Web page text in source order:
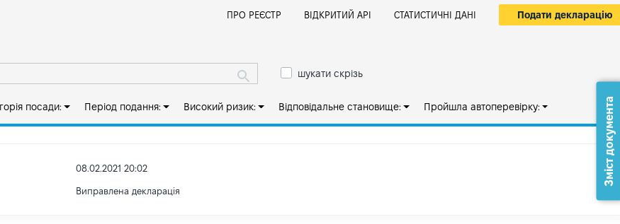
ПРО РЕЄСТР ВІДКРИТИЙ АРІ СТАТИСТИЧНІ ДАНІ Подати декларацію
шукати скрізь
посади: Період подання: Високий ризик: Відповідальне становище: Пройшла автоперевірку:
08.02.2021 20:02
Виправлена декларація
Зміст документа